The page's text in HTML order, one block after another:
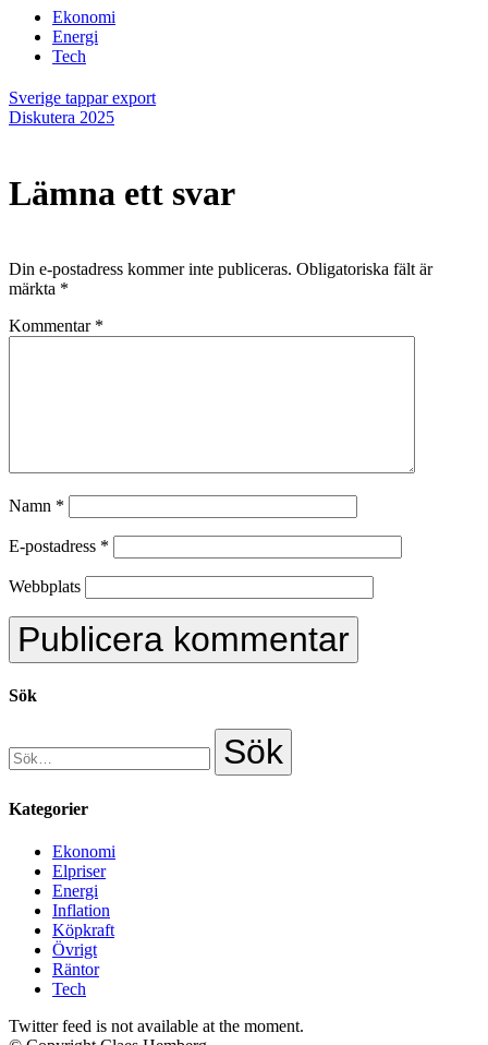
Ekonomi
Energi
Tech
Inläggsnavigering
Sverige tappar export
Diskutera 2025
Lämna ett svar
Din e-postadress kommer inte publiceras. Obligatoriska fält är
märkta *
Kommentar *
Namn *
E-postadress *
Webbplats
Sök
Kategorier
Ekonomi
Elpriser
Energi
Inflation
Köpkraft
Övrigt
Räntor
Tech
Twitter feed is not available at the moment.